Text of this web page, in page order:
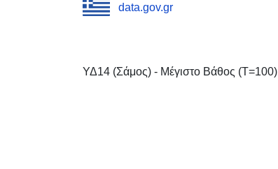
data.gov.gr
ΥΔ14 (Σάμος) - Μέγιστο Βάθος (T=100)